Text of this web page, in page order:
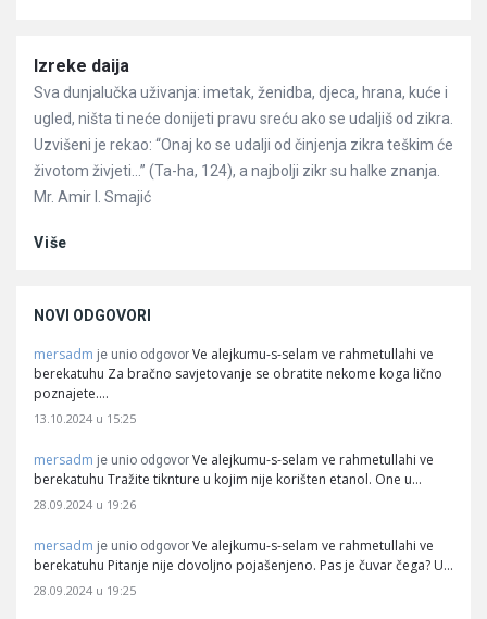
Članci
Izreke daija
Sva dunjalučka uživanja: imetak, ženidba, djeca, hrana, kuće i
ugled, ništa ti neće donijeti pravu sreću ako se udaljiš od zikra.
Uzvišeni je rekao: “Onaj ko se udalji od činjenja zikra teškim će
životom živjeti…” (Ta-ha, 124), a najbolji zikr su halke znanja.
Mr. Amir I. Smajić
Više
NOVI ODGOVORI
mersadm je unio odgovor Ve alejkumu-s-selam ve rahmetullahi ve
berekatuhu Za bračno savjetovanje se obratite nekome koga lično
poznajete.…
13.10.2024 u 15:25
mersadm je unio odgovor Ve alejkumu-s-selam ve rahmetullahi ve
berekatuhu Tražite tiknture u kojim nije korišten etanol. One u…
28.09.2024 u 19:26
mersadm je unio odgovor Ve alejkumu-s-selam ve rahmetullahi ve
berekatuhu Pitanje nije dovoljno pojašenjeno. Pas je čuvar čega? U…
28.09.2024 u 19:25